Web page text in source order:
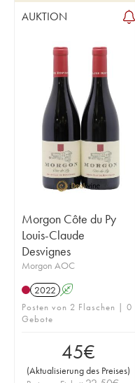
AUKTION
Morgon Côte du Py
Louis-Claude
Desvignes
Morgon AOC
2022 A
Posten von 2 Flaschen | 0
Gebote
45€
(Aktualisierung des Preises)